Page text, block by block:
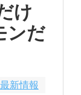
け
ンだ
最新情報